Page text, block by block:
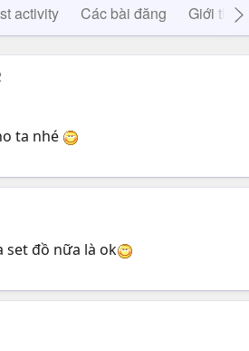
activity Các bài đăng Giới thiệu
ta nhé
set đồ nữa là ok